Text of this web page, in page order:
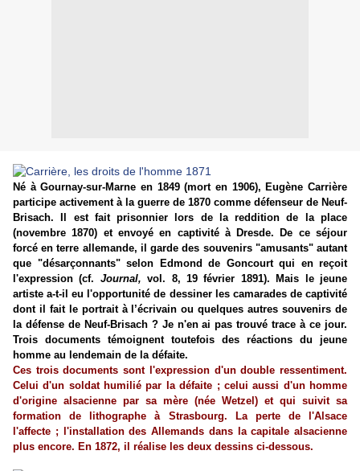
Né à Gournay-sur-Marne en 1849 (mort en 1906), Eugène Carrière
participe activement à la guerre de 1870 comme défenseur de Neuf-
Brisach. Il est fait prisonnier lors de la reddition de la place
(novembre 1870) et envoyé en captivité à Dresde. De ce séjour
forcé en terre allemande, il garde des souvenirs "amusants" autant
que "désarçonnants" selon Edmond de Goncourt qui en reçoit
l'expression (cf. Journal,vol. 8, 19 février 1891). Mais le jeune
artiste a-t-il eu l'opportunité de dessiner les camarades de captivité
dont il fait le portrait à l’écrivain ou quelques autres souvenirs de
la défense de Neuf-Brisach ? Je n'en ai pas trouvé trace à ce jour.
Trois documents témoignent toutefois des réactions du jeune
homme au lendemain de la défaite.
Ces trois documents sont l'expression d'un double ressentiment.
Celui d'un soldat humilié par la défaite ; celui aussi d'un homme
d'origine alsacienne par sa mère (née Wetzel) et qui suivit sa
formation de lithographe à Strasbourg. La perte de l'Alsace
l'affecte ; l'installation des Allemands dans la capitale alsacienne
plus encore. En 1872, il réalise les deux dessins ci-dessous.